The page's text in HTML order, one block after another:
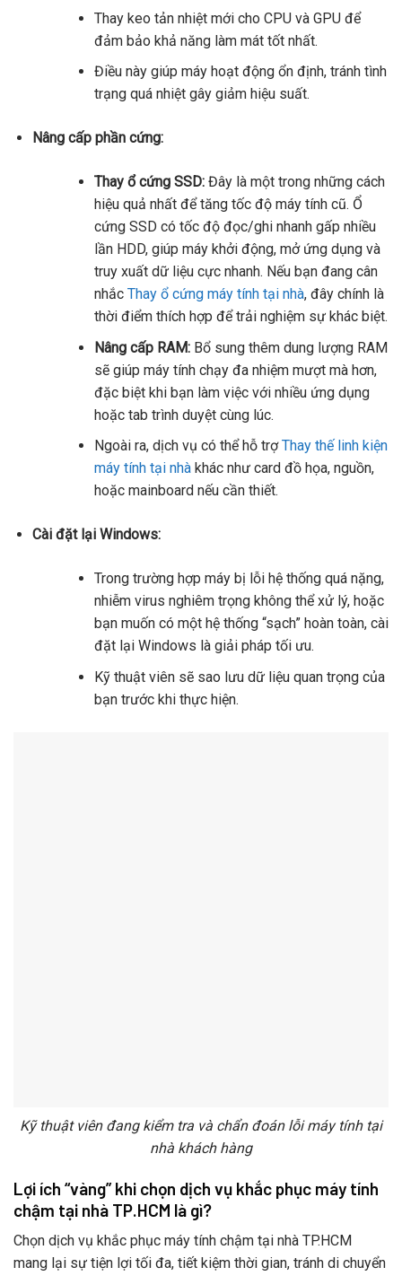
Thay keo tản nhiệt mới cho CPU và GPU để
đảm bảo khả năng làm mát tốt nhất.
Điều này giúp máy hoạt động ổn định, tránh tình
trạng quá nhiệt gây giảm hiệu suất.
Nâng cấp phần cứng:
Thay ổ cứng SSD:Đây là một trong những cách
hiệu quả nhất để tăng tốc độ máy tính cũ. Ổ
cứng SSD có tốc độ đọc/ghi nhanh gấp nhiều
lần HDD, giúp máy khởi động, mở ứng dụng và
truy xuất dữ liệu cực nhanh. Nếu bạn đang cân
nhắc Thay ổ cứng máy tính tại nhà, đây chính là
thời điểm thích hợp để trải nghiệm sự khác biệt.
Nâng cấp RAM:Bổ sung thêm dung lượng RAM
sẽ giúp máy tính chạy đa nhiệm mượt mà hơn,
đặc biệt khi bạn làm việc với nhiều ứng dụng
hoặc tab trình duyệt cùng lúc.
Ngoài ra, dịch vụ có thể hỗ trợThay thế linh kiện
máy tính tại nhàkhác như card đồ họa, nguồn,
hoặc mainboard nếu cần thiết.
Cài đặt lại Windows:
Trong trường hợp máy bị lỗi hệ thống quá nặng,
nhiễm virus nghiêm trọng không thể xử lý, hoặc
bạn muốn có một hệ thống “sạch” hoàn toàn, cài
đặt lại Windows là giải pháp tối ưu.
Kỹ thuật viên sẽ sao lưu dữ liệu quan trọng của
bạn trước khi thực hiện.
Kỹ thuật viên đang kiểm tra và chẩn đoán lỗi máy tính tại
nhà khách hàng
Lợi ích “vàng” khi chọn dịch vụ khắc phục máy tính
chậm tại nhà TP.HCM là gì?
Chọn dịch vụ khắc phục máy tính chậm tại nhà TP.HCM
mang lại sự tiện lợi tối đa, tiết kiệm thời gian, tránh di chuyển